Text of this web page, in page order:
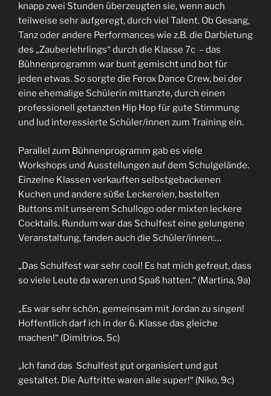
knapp zwei Stunden überzeugten sie, wenn auch
teilweise sehr aufgeregt, durch viel Talent. Ob Gesang,
Tanz oder andere Performances wie z.B. die Darbietung
des „Zauberlehrlings“ durch die Klasse 7c – das
Bühnenprogramm war bunt gemischt und bot für
jeden etwas. So sorgte die Ferox Dance Crew, bei der
eine ehemalige Schülerin mittanzte, durch einen
professionell getanzten Hip Hop für gute Stimmung
und lud interessierte Schüler/innen zum Training ein.
Parallel zum Bühnenprogramm gab es viele
Workshops und Ausstellungen auf dem Schulgelände.
Einzelne Klassen verkauften selbstgebackenen
Kuchen und andere süße Leckereien, bastelten
Buttons mit unserem Schullogo oder mixten leckere
Cocktails. Rundum war das Schulfest eine gelungene
Veranstaltung, fanden auch die Schüler/innen:…
„Das Schulfest war sehr cool! Es hat mich gefreut, dass
so viele Leute da waren und Spaß hatten.“ (Martina, 9a)
„Es war sehr schön, gemeinsam mit Jordan zu singen!
Hoffentlich darf ich in der 6. Klasse das gleiche
machen!“ (Dimitrios, 5c)
„Ich fand das Schulfest gut organisiert und gut
gestaltet. Die Auftritte waren alle super!“ (Niko, 9c)